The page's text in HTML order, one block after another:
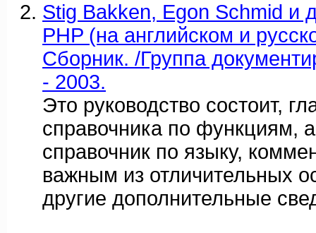
Stig Bakken, Egon Schmid и
PHP (на английском и
Сборник. /Группа
- 2003.
Это руководство состоит,
справочника по функциям,
справочник по языку,
важным из отличительных
другие дополнительные